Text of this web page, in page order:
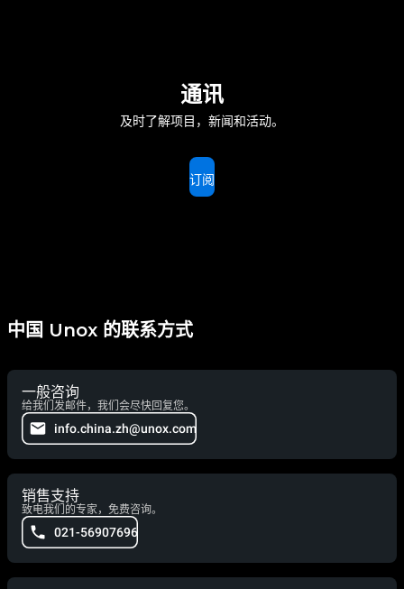
通讯
及时了解项目，新闻和活动。
订阅
中国 Unox 的联系方式
一般咨询
给我们发邮件，我们会尽快回复您。
info.china.zh@unox.com
销售支持
致电我们的专家，免费咨询。
021-56907696